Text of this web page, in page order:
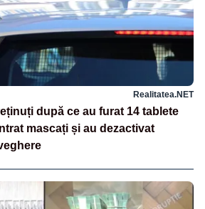
Realitatea.NET
după ce au furat 14 tablete
mascați și au dezactivat